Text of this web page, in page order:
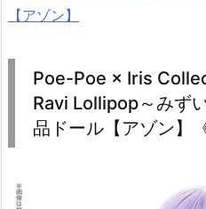
【アゾン】
Poe-Poe × Iris
Ravi Lollipop～みず
品ドール【アゾン】